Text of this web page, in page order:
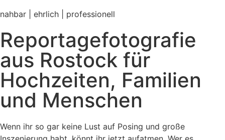
nahbar | ehrlich | professionell
Reportagefotografie
aus Rostock für
Hochzeiten, Familien
und Menschen
Wenn ihr so gar keine Lust auf Posing und große